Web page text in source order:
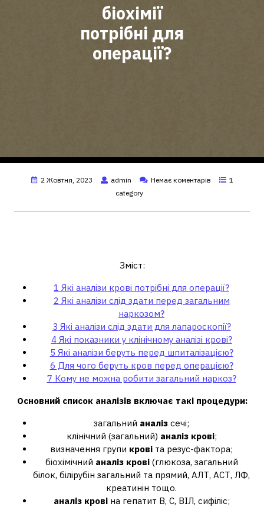
біохімії
потрібні для
операції?
2 Жовтня, 2023 admin Немає коментарів
1
category
Зміст:
1 Які аналізи крові потрібні для операції?
2 Які аналізи слід здати перед загальним
наркозом?
3 Які аналізи слід здати для лапароскопії?
4Які показники у клінічному аналізі крові?
5 Які аналізи беруть перед шпиталізацією?
6 Для чого беруть кров перед операцією?
7 Кому не можна робити загальний наркоз?
Основний список аналізів включає такі процедури:
загальний аналіз сечі;
клінічний (загальний) аналіз крові;
визначення групи крові та резус-фактора;
біохімічний аналіз крові(глюкоза, загальний
білок, білірубін загальний та прямий, АЛТ, АСТ, ЛФ,
креатинін тощо.
аналіз кровіна гепатит В, С, ВІЛ, сифіліс;